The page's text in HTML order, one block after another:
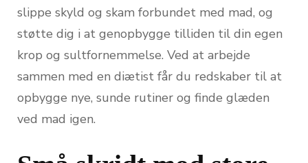
slippe skyld og skam forbundet med mad, og
støtte dig i at genopbygge tilliden til din egen
krop og sultfornemmelse. Ved at arbejde
sammen med en diætist får du redskaber til at
opbygge nye, sunde rutiner og finde glæden
ved mad igen.